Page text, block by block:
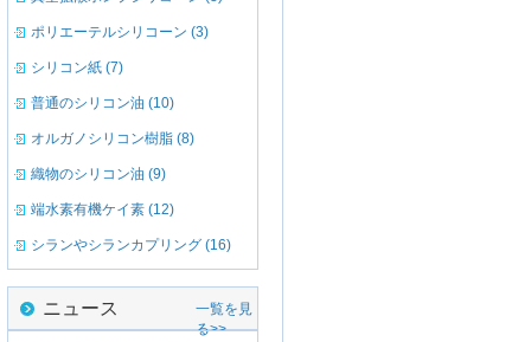
ポリエーテルシリコーン (3)
シリコン紙 (7)
普通のシリコン油 (10)
オルガノシリコン樹脂 (8)
織物のシリコン油 (9)
端水素有機ケイ素 (12)
シランやシランカプリング (16)
ニュース
一覧を見
る>>